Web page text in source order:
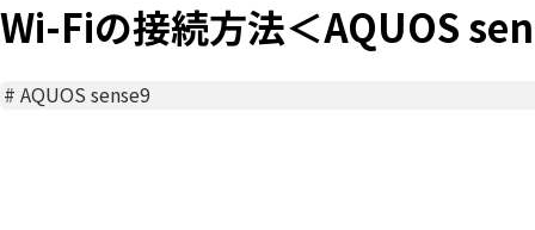
Wi-Fiの接続方法＜AQUOS
#AQUOS sense9